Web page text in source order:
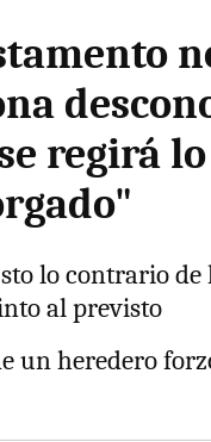
regirá
lo contrario de
al previsto
un heredero